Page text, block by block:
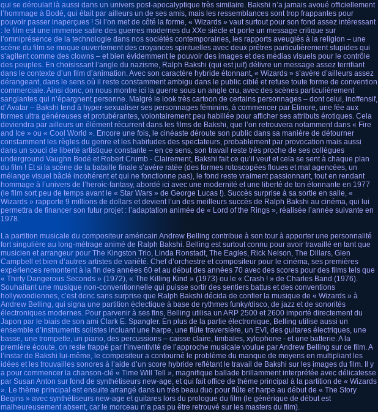
qui se déroulait là aussi dans un univers post-apocalyptique très similaire. Bakshi n’a jamais avoué officiellement
l’hommage à Bodé, qui était par ailleurs un de ses amis, mais les ressemblances sont trop frappantes pour
pouvoir passer inaperçues ! Si l’on met de côté la forme, « Wizards » vaut surtout pour son fond assez intéressant
: le film est une immense satire des guerres modernes du XXe siècle et porte un message critique sur
l’omniprésence de la technologie dans nos sociétés contemporaines, les rapports aveuglés à la religion – une
scène du film se moque ouvertement des croyances spirituelles avec deux prêtres particulièrement stupides qui
s’agitent comme des clowns – et bien évidemment le pouvoir des images et des médias visuels pour le contrôle
des peuples. En choisissant l’angle du nazisme, Ralph Bakshi (qui est juif) délivre un message assez terrifiant
dans le contexte d’un film d’animation. Avec son caractère hybride étonnant, « Wizards » s’avère d’ailleurs assez
dérangeant, dans le sens où il reste constamment ambigu dans le public ciblé et refuse toute forme de convention
commerciale. Ainsi donc, on nous montre ici la guerre sous un angle cru, avec des scènes particulièrement
sanglantes qui n’épargnent personne. Malgré le look très cartoon de certains personnages – dont celui, inoffensif,
d’Avatar – Bakshi tend à hyper-sexualiser ses personnages féminins, à commencer par Elinore, une fée aux
formes ultra généreuses et protubérantes, volontairement peu habillée pour afficher ses attributs érotiques. Cela
deviendra par ailleurs un élément récurrent dans les films de Bakshi, que l’on retrouvera notamment dans « Fire
and Ice » ou « Cool World ». Encore une fois, le cinéaste déroute son public dans sa manière de détourner
constamment les règles du genre et les habitudes des spectateurs, probablement par provocation mais aussi
dans un souci de liberté artistique constante – en ce sens, son travail reste très proche de ses collègues
underground Vaughn Bodé et Robert Crumb - Clairement, Bakshi fait ce qu’il veut et cela se sent à chaque plan
du film ! Et si la scène de la bataille finale s’avère ratée (des formes rotoscopées floues et mal agencées, un
mélange visuel bâclé incohérent et qui ne fonctionne pas), le fond reste vraiment passionnant, tout en rendant
hommage à l’univers de l’heroic-fantasy, abordé ici avec une modernité et une liberté de ton étonnante en 1977
(le film sort peu de temps avant le « Star Wars » de George Lucas !). Succès surprise à sa sortie en salle, «
Wizards » rapporte 9 millions de dollars et devient l’un des meilleurs succès de Ralph Bakshi au cinéma, qui lui
permettra de financer son futur projet : l’adaptation animée de « Lord of the Rings », réalisée l’année suivante en
1978.
La partition musicale du compositeur américain Andrew Belling contribue à son tour à apporter une personnalité
fort singulière au long-métrage animé de Ralph Bakshi. Belling est surtout connu pour avoir travaillé en tant que
musicien et arrangeur pour The Kingston Trio, Linda Ronstadt, The Eagles, Rick Nelson, The Dillars, Glen
Campbell et bien d’autres artistes de variété. Chef d’orchestre et compositeur pour le cinéma, ses premières
expériences remontent à la fin des années 60 et au début des années 70 avec des scores pour des films tels que
« Thirty Dangerous Seconds » (1972), « The Killing Kind » (1973) ou le « Crash ! » de Charles Band (1976).
Souhaitant une musique non-conventionnelle qui puisse sortir des sentiers battus et des conventions
hollywoodiennes, c’est donc sans surprise que Ralph Bakshi décida de confier la musique de « Wizards » à
Andrew Belling, qui signa une partition éclectique à base de rythmes funky/disco, de jazz et de sonorités
électroniques modernes. Pour parvenir à ses fins, Belling utilisa un ARP 2500 et 2600 importé directement du
Japon par le biais de son ami Clark E. Spangler. En plus de la partie électronique, Belling utilise aussi un
ensemble d’instruments solistes incluant une harpe, une flûte traversière, un EVI, des guitares électriques, une
basse, une trompette, un piano, des percussions – caisse claire, timbales, xylophone - et une batterie. A la
première écoute, on reste frappé par l’inventivité de l’approche musicale voulue par Andrew Belling sur ce film. A
l’instar de Bakshi lui-même, le compositeur a contourné le problème du manque de moyens en multipliant les
idées et les trouvailles sonores à l’aide d’un score hybride reflétant le travail de Bakshi sur les images du film. Il y
a pour commencer la chanson-clé « Time Will Tell », magnifique ballade brillamment interprétée avec délicatesse
par Susan Anton sur fond de synthétiseurs new-age, et qui fait office de thème principal à la partition de « Wizards
». Le thème principal est ensuite arrangé dans un très beau duo pour flûte et harpe au début de « The Story
Begins » avec synthétiseurs new-age et guitares lors du prologue du film (le générique de début est
malheureusement absent, car le morceau n’a pas pu être retrouvé sur les masters du film).